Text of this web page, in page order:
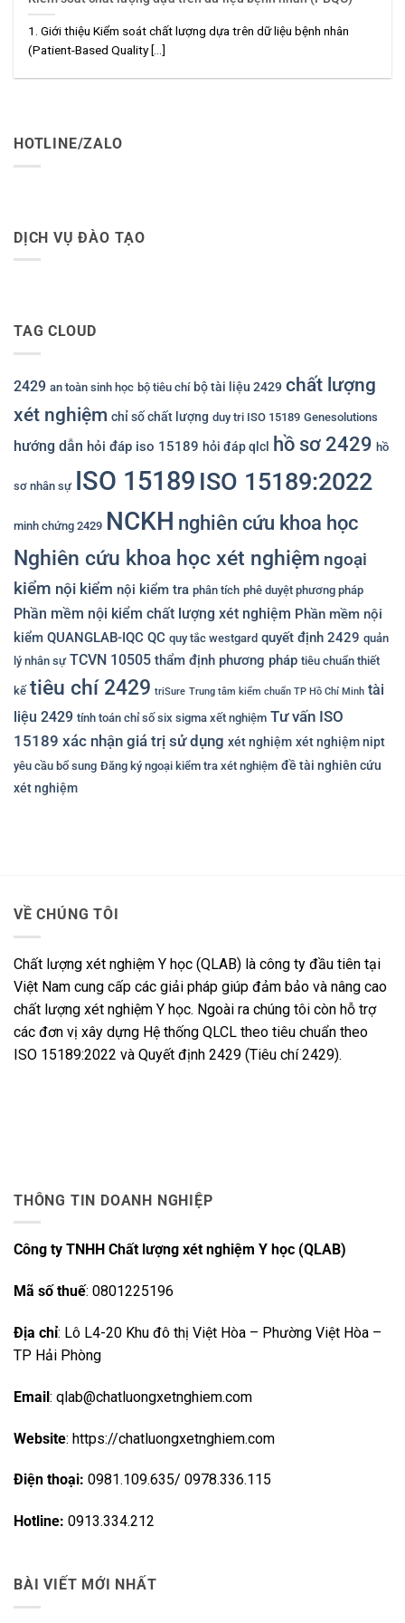
1. Giới thiệu Kiểm soát chất lượng dựa trên dữ liệu bệnh nhân
(Patient-Based Quality [...]
HOTLINE/ZALO
DỊCH VỤ ĐÀO TẠO
TAG CLOUD
2429 an toàn sinh học bộ tiêu chí bộ tài liệu 2429 chất lượng
xét nghiệm chỉ số chất lượng duy tri ISO 15189 Genesolutions
hướng dẫn hỏi đáp iso 15189 hỏi đáp qlcl hồ sơ 2429 hồ
sơ nhân sự ISO 15189 ISO 15189:2022
minh chứng 2429 NCKH nghiên cứu khoa học
Nghiên cứu khoa học xét nghiệm ngoại
kiểm nội kiểm nội kiểm tra phân tích phê duyệt phương pháp
Phần mềm nội kiểm chất lượng xét nghiệm Phần mềm nội
kiểm QUANGLAB-IQC QC quy tắc westgard quyết định 2429 quản
lý nhân sự TCVN 10505 thẩm định phương pháp tiêu chuẩn thiết
kế tiêu chí 2429 triSure Trung tâm kiểm chuẩn TP Hồ Chí Minh tài
liệu 2429 tính toán chỉ số six sigma xết nghiệm Tư vấn ISO
15189 xác nhận giá trị sử dụng xét nghiệm xét nghiệm nipt
yêu cầu bổ sung Đăng ký ngoại kiểm tra xét nghiệm đề tài nghiên cứu
xét nghiệm
VỀ CHÚNG TÔI
Chất lượng xét nghiệm Y học (QLAB) là công ty đầu tiên tại
Việt Nam cung cấp các giải pháp giúp đảm bảo và nâng cao
chất lượng xét nghiệm Y học. Ngoài ra chúng tôi còn hỗ trợ
các đơn vị xây dựng Hệ thống QLCL theo tiêu chuẩn theo
ISO 15189:2022 và Quyết định 2429 (Tiêu chí 2429).
THÔNG TIN DOANH NGHIỆP
Công ty TNHH Chất lượng xét nghiệm Y học (QLAB)
Mã số thuế: 0801225196
Địa chỉ: Lô L4-20 Khu đô thị Việt Hòa – Phường Việt Hòa –
TP Hải Phòng
Email: qlab@chatluongxetnghiem.com
Website: https://chatluongxetnghiem.com
Điện thoại: 0981.109.635/ 0978.336.115
Hotline: 0913.334.212
BÀI VIẾT MỚI NHẤT